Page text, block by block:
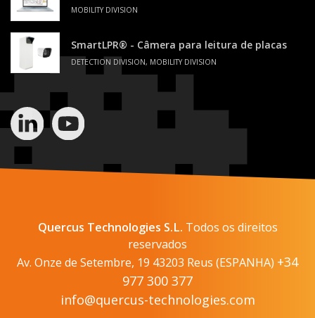
MOBILITY DIVISION
SmartLPR® - Câmera para leitura de placas
DETECTION DIVISION, MOBILITY DIVISION
Quercus Technologies S.L. Todos os direitos
reservados
Av. Onze de Setembre, 19 43203 Reus (ESPANHA) +34
977 300 377
info@quercus-technologies.com